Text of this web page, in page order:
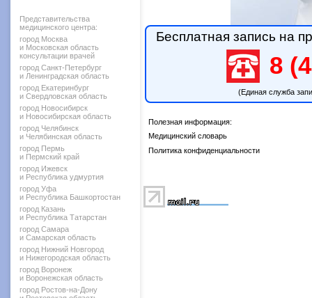
Представительства
медицинского центра:
город Москва
и Московская область
консультации врачей
город Санкт-Петербург
и Ленинградская область
город Екатеринбург
и Свердловская область
город Новосибирск
и Новосибирская область
город Челябинск
и Челябинская область
город Пермь
и Пермский край
город Ижевск
и Республика удмуртия
город Уфа
и Республика Башкортостан
город Казань
и Республика Татарстан
город Самара
и Самарская область
город Нижний Новгород
и Нижегородская область
город Воронеж
и Воронежская область
город Ростов-на-Дону
Бесплатная запись на
8
(Единая служба
Полезная информация:
Медицинский словарь
Политика конфиденциальности